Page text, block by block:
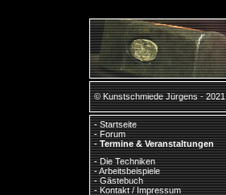
© Kunstschmiede Jürgens - 2021
-Startseite
-Forum
-Termine & Veranstaltungen
-Die Techniken
-Arbeitsbeispiele
-Gästebuch
-Kontakt / Impressum